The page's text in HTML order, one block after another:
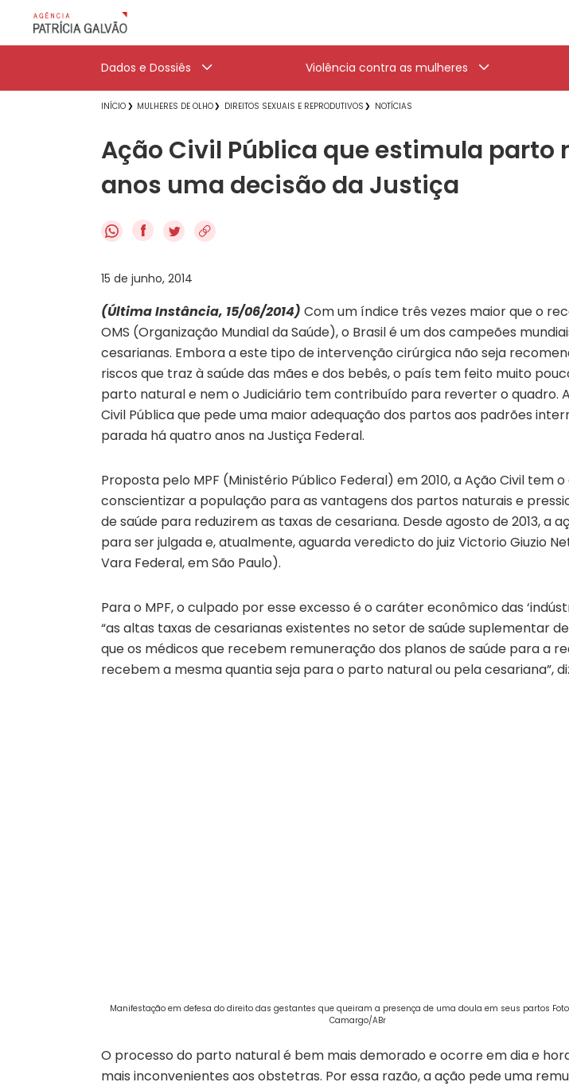
Dados e Dossiês Violência contra as mulheres
INÍCIO MULHERES DE OLHO DIREITOS SEXUAIS E REPRODUTIVOS NOTÍCIAS
Ação Civil Pública que estimula
anos uma decisão da Justiça
f
15 de junho, 2014
(Última Instância, 15/06/2014) Com um índice três vezes maior que o
OMS (Organização Mundial da Saúde), o Brasil é um dos campeões
cesarianas. Embora a este tipo de intervenção cirúrgica não seja
riscos que traz à saúde das mães e dos bebês, o país tem feito muito
parto natural e nem o Judiciário tem contribuído para reverter o quadro.
Civil Pública que pede uma maior adequação dos partos aos padrões
parada há quatro anos na Justiça Federal.
Proposta pelo MPF (Ministério Público Federal) em 2010, a Ação Civil tem
conscientizar a população para as vantagens dos partos naturais e
de saúde para reduzirem as taxas de cesariana. Desde agosto de 2013, a
para ser julgada e, atualmente, aguarda veredicto do juiz Victorio Giuzio
Vara Federal, em São Paulo).
Para o MPF, o culpado por esse excesso é o caráter econômico das
“as altas taxas de cesarianas existentes no setor de saúde suplementar
que os médicos que recebem remuneração dos planos de saúde para a
recebem a mesma quantia seja para o parto natural ou pela cesariana”,
Manifestação em defesa do direito das gestantes que queiram a presença de uma doula em seus partos
Camargo/ABr
O processo do parto natural é bem mais demorado e ocorre em dia e
mais inconvenientes aos obstetras. Por essa razão, a ação pede uma